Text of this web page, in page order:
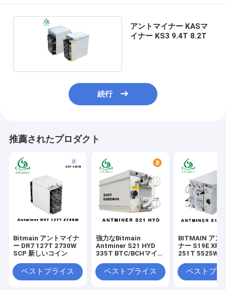
アントマイナー KASマ
イナー KS3 9.4T 8.2T
続行
推薦されたプロダクト
Bitmain アントマイナ
ー DR7 127T 2730W
SCP 新しいコイン
ベストプライス
強力なBitmain
Antminer S21 HYD
335T BTC/BCHマイニ
入力電圧
ベストプライス
BITMAIN アン
ナー S19E XP
251T 5525W
ベストプラ